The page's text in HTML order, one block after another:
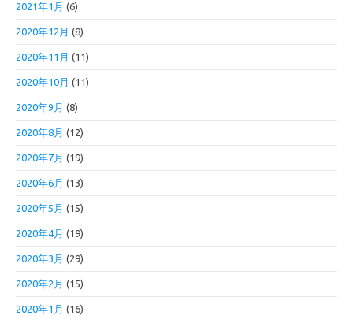
2021年1月 (6)
2020年12月 (8)
2020年11月 (11)
2020年10月 (11)
2020年9月 (8)
2020年8月 (12)
2020年7月 (19)
2020年6月 (13)
2020年5月 (15)
2020年4月 (19)
2020年3月 (29)
2020年2月 (15)
2020年1月 (16)